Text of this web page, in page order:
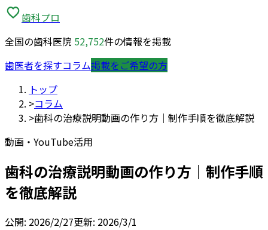
歯科プロ
全国の歯科医院 52,752件の情報を掲載
歯医者を探すコラム掲載をご希望の方
トップ
>コラム
>歯科の治療説明動画の作り方｜制作手順を徹底解説
動画・YouTube活用
歯科の治療説明動画の作り方｜制作手順
を徹底解説
公開: 2026/2/27更新: 2026/3/1